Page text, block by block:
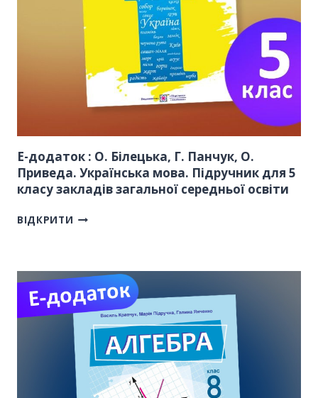
Е-додаток : О. Білецька, Г. Панчук, О.
Приведа. Українська мова. Підручник для 5
класу закладів загальної середньої освіти
ВІДКРИТИ